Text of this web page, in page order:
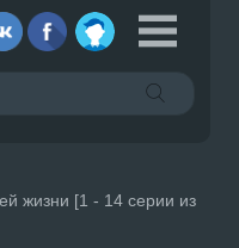
жизни [1 - 14 серии из